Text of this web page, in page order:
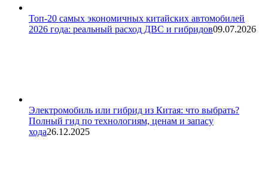
Топ-20 самых экономичных китайских автомобилей
2026 года: реальный расход ДВС и гибридов09.07.2026
Электромобиль или гибрид из Китая: что выбрать?
Полный гид по технологиям, ценам и запасу
хода26.12.2025